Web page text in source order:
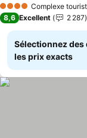
4 Étoiles Complexe
8,6 Excellent 2 287
Sélectionnez
les prix exacts